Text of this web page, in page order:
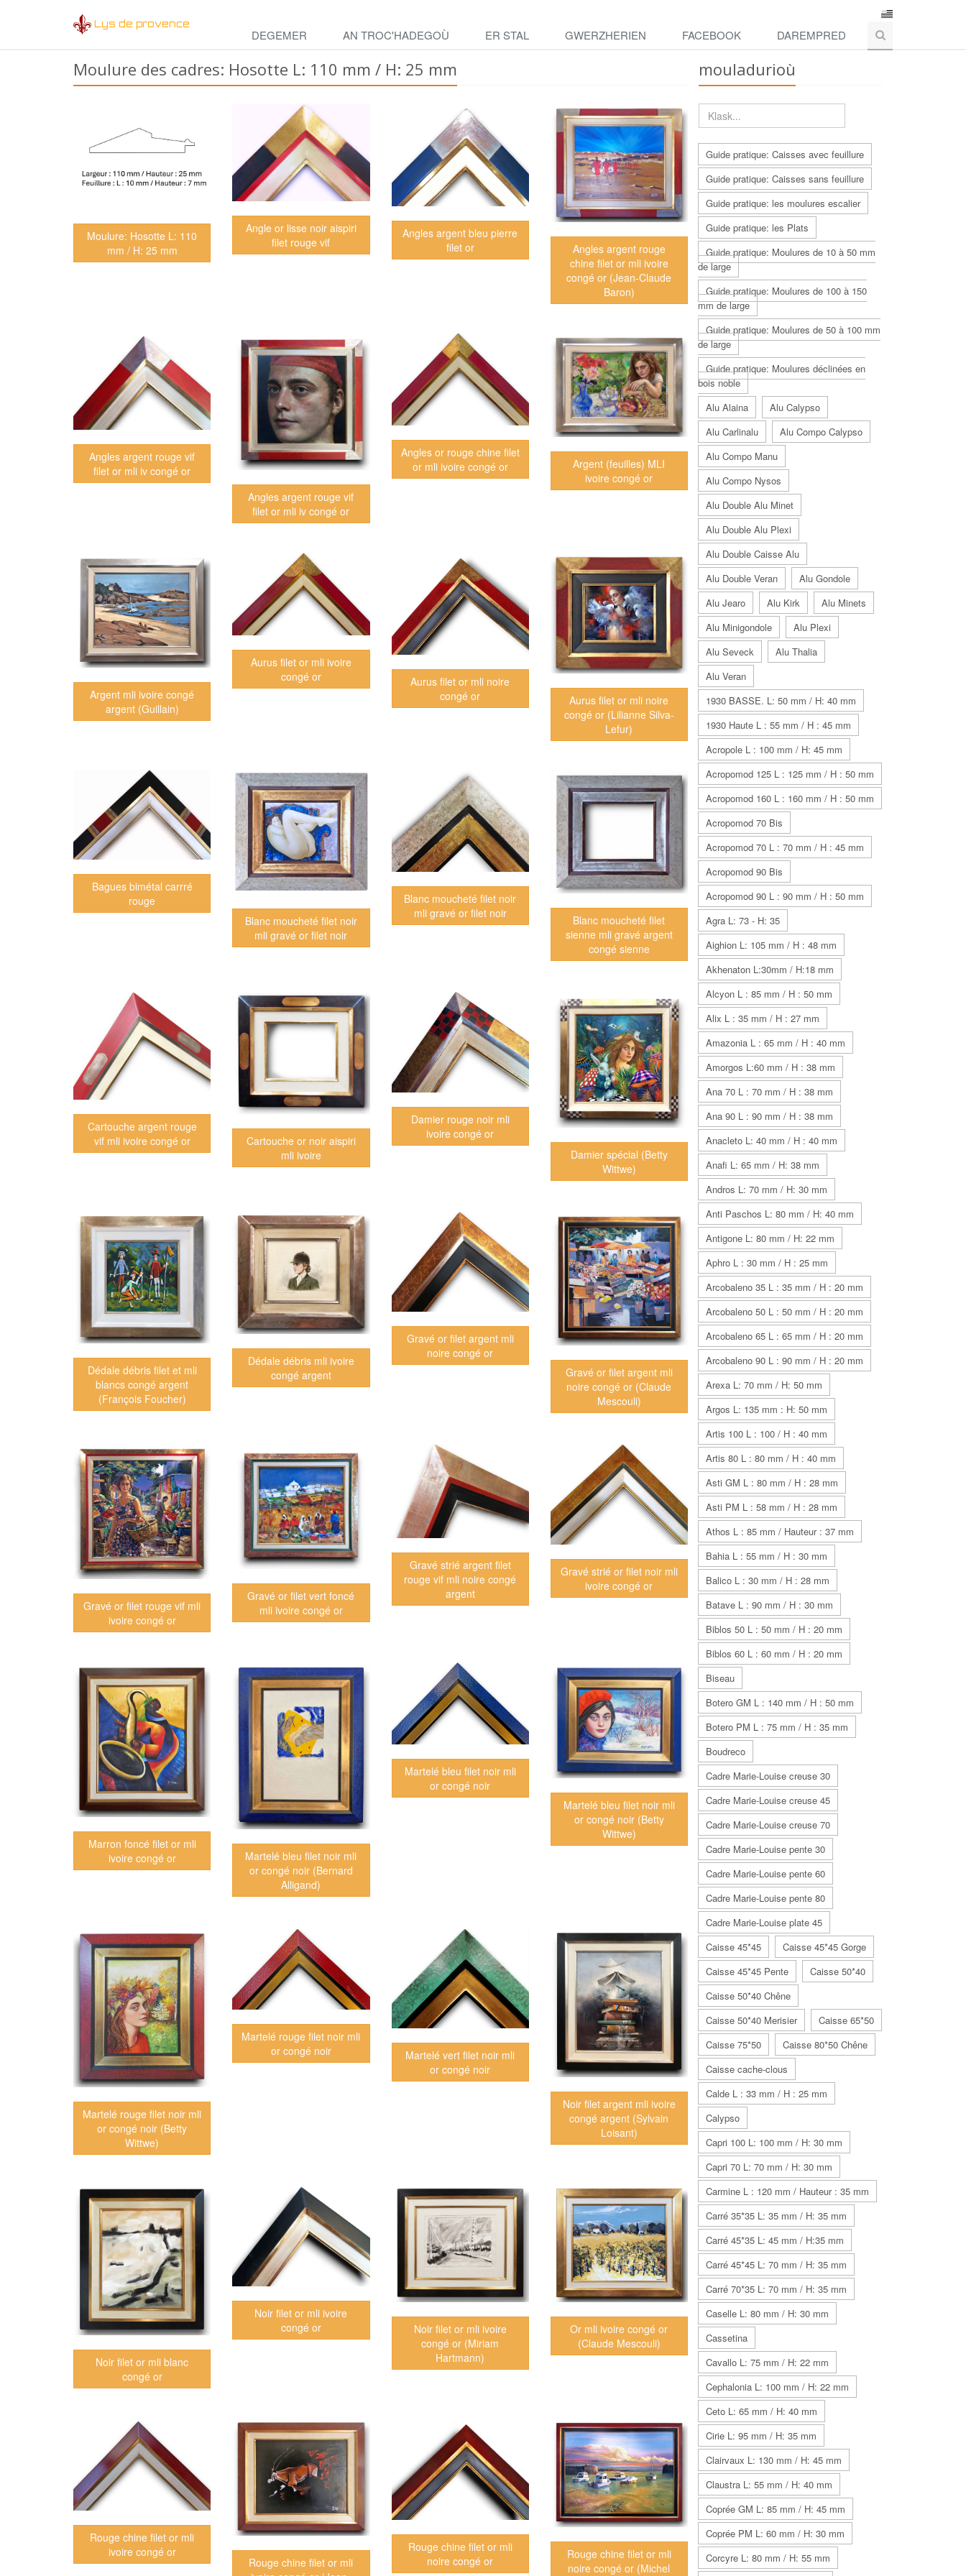
Lys de provence
DEGEMER AN TROC'HADEGOÙ ER STAL GWERZHERIEN FACEBOOK DAREMPRED
Moulure des cadres: Hosotte L: 110 mm / H: 25 mm
Moulure: Hosotte L: 110
mm / H: 25 mm
Angle or lisse noir aispiri
filet rouge vif
Angles argent bleu pierre
filet or
Angles argent rouge
chine filet or mli ivoire
congé or (Jean-Claude
Baron)
Angles argent rouge vif
filet or mli iv congé or
Angles argent rouge vif
filet or mli iv congé or
Angles or rouge chine filet
or mli ivoire congé or
Argent (feuilles) MLI
ivoire congé or
Argent mli ivoire congé
argent (Guillain)
Aurus filet or mli ivoire
congé or
Aurus filet or mli noire
congé or
Aurus filet or mli noire
congé or (Lilianne Silva-
Lefur)
Bagues bimétal carrré
rouge
Blanc moucheté filet noir
mli gravé or filet noir
Blanc moucheté filet noir
mli gravé or filet noir
Blanc moucheté filet
sienne mli gravé argent
congé sienne
Cartouche argent rouge
vif mli ivoire congé or
Cartouche or noir aispiri
mli ivoire
Damier rouge noir mli
ivoire congé or
Damier spécial (Betty
Wittwe)
Dédale débris filet et mli
blancs congé argent
(François Foucher)
Dédale débris mli ivoire
congé argent
Gravé or filet argent mli
noire congé or
Gravé or filet argent mli
noire congé or (Claude
Mescouli)
Gravé or filet rouge vif mli
ivoire congé or
Gravé or filet vert foncé
mli ivoire congé or
Gravé strié argent filet
rouge vif mli noire congé
argent
Gravé strié or filet noir mli
ivoire congé or
Marron foncé filet or mli
ivoire congé or
Martelé bleu filet noir mli
or congé noir (Bernard
Alligand)
Martelé bleu filet noir mli
or congé noir
Martelé bleu filet noir mli
or congé noir (Betty
Wittwe)
Martelé rouge filet noir mli
or congé noir (Betty
Wittwe)
Martelé rouge filet noir mli
or congé noir
Martelé vert filet noir mli
or congé noir
Noir filet argent mli ivoire
congé argent (Sylvain
Loisant)
Noir filet or mli blanc
congé or
Noir filet or mli ivoire
congé or
Noir filet or mli ivoire
congé or (Miriam
Hartmann)
Or mli ivoire congé or
(Claude Mescouli)
Rouge chine filet or mli
ivoire congé or
Rouge chine filet or mli
Rouge chine filet or mli
noire congé or
Rouge chine filet or mli
noire congé or (Michel
mouladurioù
Guide pratique: Caisses avec feuillure
Guide pratique: Caisses sans feuillure
Guide pratique: les moulures escalier
Guide pratique: les Plats
Guide pratique: Moulures de 10 à 50 mm
de large
Guide pratique: Moulures de 100 à 150
mm de large
Guide pratique: Moulures de 50 à 100 mm
de large
Guide pratique: Moulures déclinées en
bois noble
Alu Alaina
Alu Calypso
Alu Carlinalu
Alu Compo Calypso
Alu Compo Manu
Alu Compo Nysos
Alu Double Alu Minet
Alu Double Alu Plexi
Alu Double Caisse Alu
Alu Double Veran
Alu Gondole
Alu Jearo
Alu Kirk
Alu Minets
Alu Minigondole
Alu Plexi
Alu Seveck
Alu Thalia
Alu Veran
1930 BASSE. L: 50 mm / H: 40 mm
1930 Haute L : 55 mm / H : 45 mm
Acropole L : 100 mm / H: 45 mm
Acropomod 125 L : 125 mm / H : 50 mm
Acropomod 160 L : 160 mm / H : 50 mm
Acropomod 70 Bis
Acropomod 70 L : 70 mm / H : 45 mm
Acropomod 90 Bis
Acropomod 90 L : 90 mm / H : 50 mm
Agra L: 73 - H: 35
Aighion L: 105 mm / H : 48 mm
Akhenaton L:30mm / H:18 mm
Alcyon L : 85 mm / H : 50 mm
Alix L : 35 mm / H : 27 mm
Amazonia L : 65 mm / H : 40 mm
Amorgos L:60 mm / H : 38 mm
Ana 70 L : 70 mm / H : 38 mm
Ana 90 L : 90 mm / H : 38 mm
Anacleto L: 40 mm / H : 40 mm
Anafi L: 65 mm / H: 38 mm
Andros L: 70 mm / H: 30 mm
Anti Paschos L: 80 mm / H: 40 mm
Antigone L: 80 mm / H: 22 mm
Aphro L : 30 mm / H : 25 mm
Arcobaleno 35 L : 35 mm / H : 20 mm
Arcobaleno 50 L : 50 mm / H : 20 mm
Arcobaleno 65 L : 65 mm / H : 20 mm
Arcobaleno 90 L : 90 mm / H : 20 mm
Arexa L: 70 mm / H: 50 mm
Argos L: 135 mm : H: 50 mm
Artis 100 L : 100 / H : 40 mm
Artis 80 L : 80 mm / H : 40 mm
Asti GM L : 80 mm / H : 28 mm
Asti PM L : 58 mm / H : 28 mm
Athos L : 85 mm / Hauteur : 37 mm
Bahia L : 55 mm / H : 30 mm
Balico L : 30 mm / H : 28 mm
Batave L : 90 mm / H : 30 mm
Biblos 50 L : 50 mm / H : 20 mm
Biblos 60 L : 60 mm / H : 20 mm
Biseau
Botero GM L : 140 mm / H : 50 mm
Botero PM L : 75 mm / H : 35 mm
Boudreco
Cadre Marie-Louise creuse 30
Cadre Marie-Louise creuse 45
Cadre Marie-Louise creuse 70
Cadre Marie-Louise pente 30
Cadre Marie-Louise pente 60
Cadre Marie-Louise pente 80
Cadre Marie-Louise plate 45
Caisse 45*45
Caisse 45*45 Gorge
Caisse 45*45 Pente
Caisse 50*40
Caisse 50*40 Chêne
Caisse 50*40 Merisier
Caisse 65*50
Caisse 75*50
Caisse 80*50 Chêne
Caisse cache-clous
Calde L : 33 mm / H : 25 mm
Calypso
Capri 100 L: 100 mm / H: 30 mm
Capri 70 L: 70 mm / H: 30 mm
Carmine L : 120 mm / Hauteur : 35 mm
Carré 35*35 L: 35 mm / H: 35 mm
Carré 45*35 L: 45 mm / H:35 mm
Carré 45*45 L: 70 mm / H: 35 mm
Carré 70*35 L: 70 mm / H: 35 mm
Caselle L: 80 mm / H: 30 mm
Cassetina
Cavallo L: 75 mm / H: 22 mm
Cephalonia L: 100 mm / H: 22 mm
Ceto L: 65 mm / H: 40 mm
Cirie L: 95 mm / H: 35 mm
Clairvaux L: 130 mm / H: 45 mm
Claustra L: 55 mm / H: 40 mm
Coprée GM L: 85 mm / H: 45 mm
Coprée PM L: 60 mm / H: 30 mm
Corcyre L: 80 mm / H: 55 mm